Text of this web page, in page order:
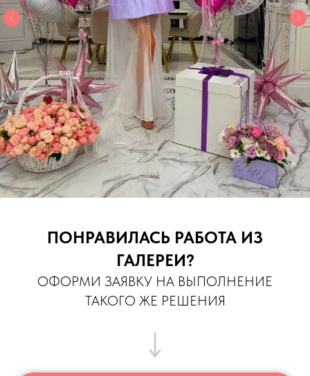
ПОНРАВИЛАСЬ РАБОТА ИЗ
ГАЛЕРЕИ?
ОФОРМИ ЗАЯВКУ НА ВЫПОЛНЕНИЕ
ТАКОГО ЖЕ РЕШЕНИЯ